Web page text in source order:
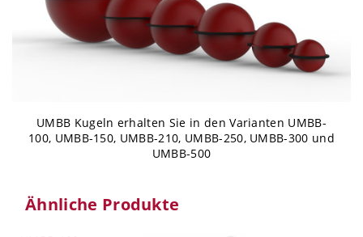
UMBB Kugeln erhalten Sie in den Varianten UMBB-
100, UMBB-150, UMBB-210, UMBB-250, UMBB-300 und
UMBB-500
Ähnliche Produkte